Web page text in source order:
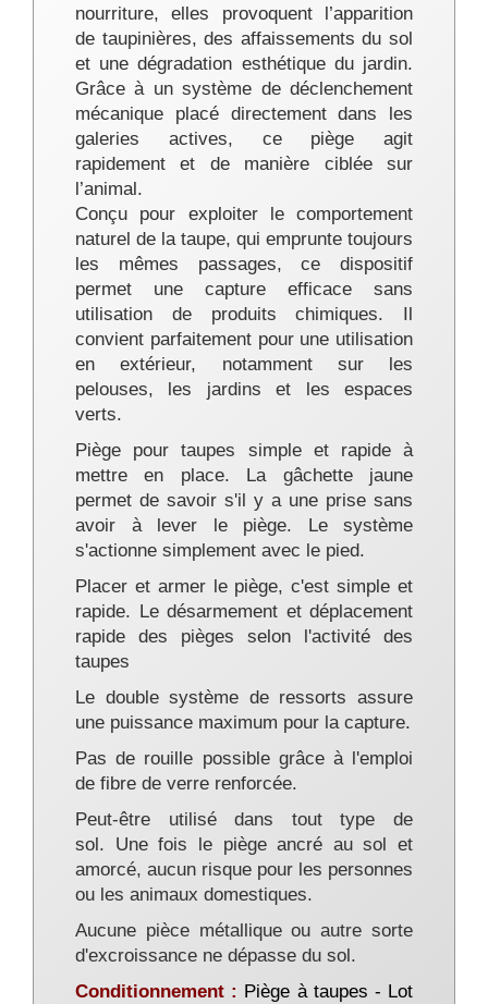
nourriture, elles provoquent l’apparition
de taupinières, des affaissements du sol
et une dégradation esthétique du jardin.
Grâce à un système de déclenchement
mécanique placé directement dans les
galeries actives, ce piège agit
rapidement et de manière ciblée sur
l’animal.
Conçu pour exploiter le comportement
naturel de la taupe, qui emprunte toujours
les mêmes passages, ce dispositif
permet une capture efficace sans
utilisation de produits chimiques. Il
convient parfaitement pour une utilisation
en extérieur, notamment sur les
pelouses, les jardins et les espaces
verts.
Piège pour taupes simple et rapide à
mettre en place. La gâchette jaune
permet de savoir s'il y a une prise sans
avoir à lever le piège. Le système
s'actionne simplement avec le pied.
Placer et armer le piège, c'est simple et
rapide. Le désarmement et déplacement
rapide des pièges selon l'activité des
taupes
Le double système de ressorts assure
une puissance maximum pour la capture.
Pas de rouille possible grâce à l'emploi
de fibre de verre renforcée.
Peut-être utilisé dans tout type de
sol. Une fois le piège ancré au sol et
amorcé, aucun risque pour les personnes
ou les animaux domestiques.
Aucune pièce métallique ou autre sorte
d'excroissance ne dépasse du sol.
Conditionnement : Piège à taupes - Lot